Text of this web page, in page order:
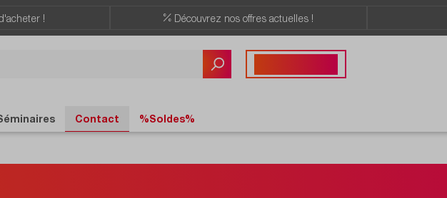
! Découvrez nos offres actuelles !
Contact %Soldes%